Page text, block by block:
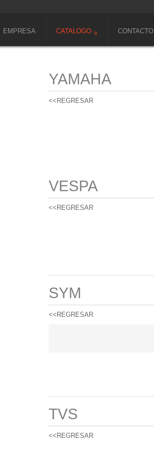
EMPRESA CATALOGO CONTACTO
YAMAHA
<<REGRESAR
VESPA
<<REGRESAR
SYM
<<REGRESAR
TVS
<<REGRESAR